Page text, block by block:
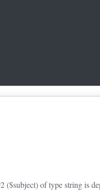
($subject) of type string is